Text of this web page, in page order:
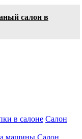
салон в
в салоне Салон
машины Салон